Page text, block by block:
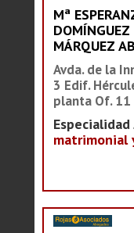
Mª
DOMÍNGUEZ
MÁRQUEZ
Avda. de la
3 Edif.
planta Of. 11
matrimonial